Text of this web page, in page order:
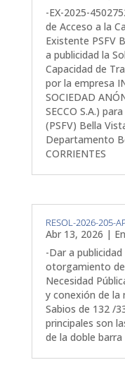
-EX-2025-
de Acceso a la
Existente PSFV
a publicidad la
Capacidad de
por la empresa
SOCIEDAD
SECCO S.A.)
(PSFV) Bella
Departamento
CORRIENTES
RESOL-2026-205-
Abr 13, 2026 |
-Dar a
otorgamiento
Necesidad
y conexión de la
Sabios de 132 /
principales son
de la doble